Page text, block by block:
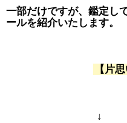
一部だけですが、鑑定し
ールを紹介いたします。
【片
↓